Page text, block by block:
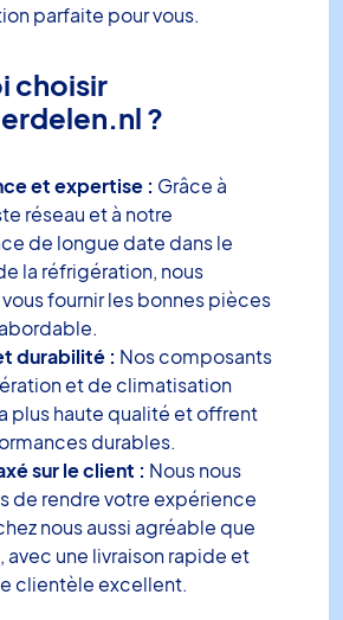
parfaite pour vous.
choisir
?
et expertise : Grâce à
réseau et à notre
de longue date dans le
la réfrigération, nous
fournir les bonnes pièces
durabilité : Nos composants
et de climatisation
plus haute qualité et offrent
durables.
sur le client : Nous nous
de rendre votre expérience
nous aussi agréable que
avec une livraison rapide et
clientèle excellent.